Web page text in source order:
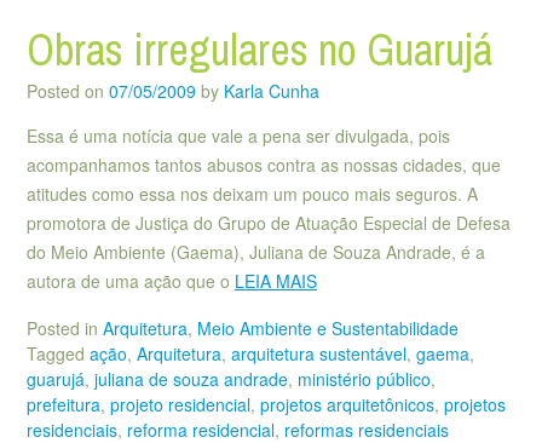
Obras irregulares no Guarujá
Posted on 07/05/2009 by Karla Cunha
Essa é uma notícia que vale a pena ser divulgada, pois
acompanhamos tantos abusos contra as nossas cidades, que
atitudes como essa nos deixam um pouco mais seguros. A
promotora de Justiça do Grupo de Atuação Especial de Defesa
do Meio Ambiente (Gaema), Juliana de Souza Andrade, é a
autora de uma ação que o LEIA MAIS
Posted in Arquitetura, Meio Ambiente e Sustentabilidade
Tagged ação, Arquitetura, arquitetura sustentável, gaema,
guarujá, juliana de souza andrade, ministério público,
prefeitura, projeto residencial, projetos arquitetônicos, projetos
residenciais, reforma residencial, reformas residenciais